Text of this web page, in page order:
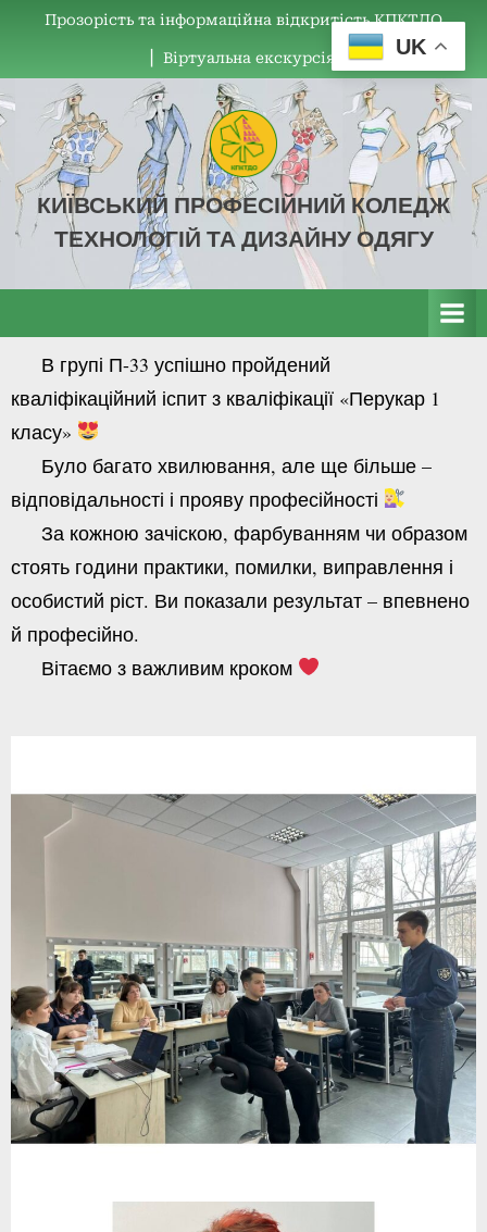
Прозорість та інформаційна відкритість КПКТДО
▏Віртуальна екскурсія
КИЇВСЬКИЙ ПРОФЕСІЙНИЙ КОЛЕДЖ
ТЕХНОЛОГІЙ ТА ДИЗАЙНУ ОДЯГУ
КПКТДО
В групі П-33 успішно пройдений
кваліфікаційний іспит з кваліфікації «Перукар 1
класу»
Було багато хвилювання, але ще більше –
відповідальності і прояву професійності
За кожною зачіскою, фарбуванням чи образом
стоять години практики, помилки, виправлення і
особистий ріст. Ви показали результат – впевнено
й професійно.
Вітаємо з важливим кроком
UK